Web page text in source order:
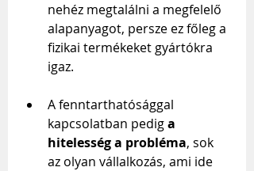
nehéz megtalálni a megfelelő
alapanyagot, persze ez főleg a
fizikai termékeket gyártókra
igaz.
A fenntarthatósággal
kapcsolatban pedig a
hitelesség a probléma, sok
az olyan vállalkozás, ami ide